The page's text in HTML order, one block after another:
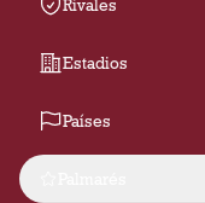
Rivales
Estadios
Países